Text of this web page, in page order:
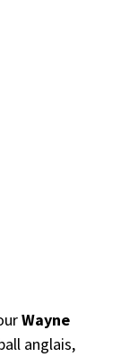
Wayne
anglais,